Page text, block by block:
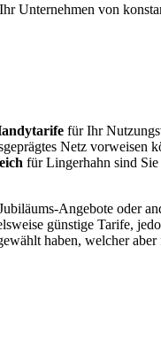
Unternehmen von
für Ihr
Netz vorweisen
für Lingerhahn sind
Angebote oder
günstige Tarife,
haben, welcher